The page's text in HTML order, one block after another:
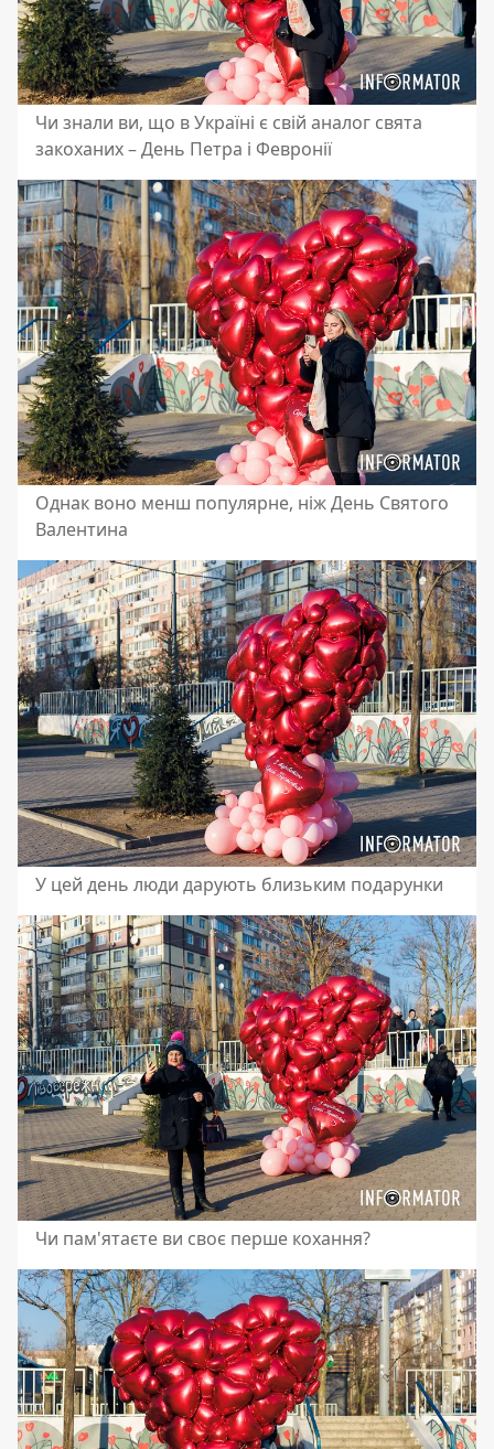
Чи знали ви, що в Україні є свій аналог свята
закоханих – День Петра і Февронії
Однак воно менш популярне, ніж День Святого
Валентина
У цей день люди дарують близьким подарунки
Чи пам'ятаєте ви своє перше кохання?